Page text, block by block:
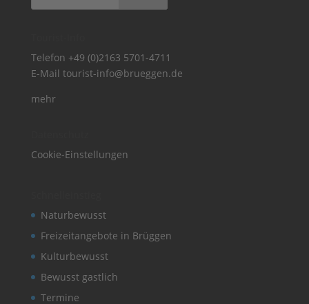
Telefon +49 (0)2163 5701-4711
E-Mail tourist-info@brueggen.de
mehr
Cookie-Einstellungen
Naturbewusst
Freizeitangebote in Brüggen
Kulturbewusst
Bewusst gastlich
Termine